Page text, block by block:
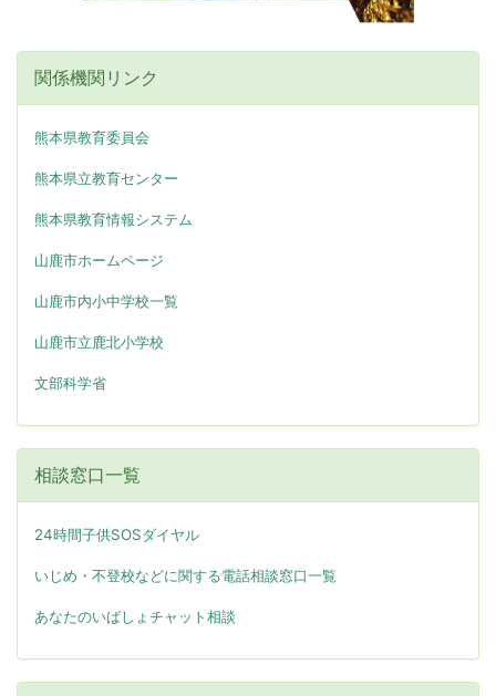
関係機関リンク
熊本県教育委員会
熊本県立教育センター
熊本県教育情報システム
山鹿市ホームページ
山鹿市内小中学校一覧
山鹿市立鹿北小学校
文部科学省
相談窓口一覧
24時間子供SOSダイヤル
いじめ・不登校などに関する電話相談窓口一覧
あなたのいばしょチャット相談